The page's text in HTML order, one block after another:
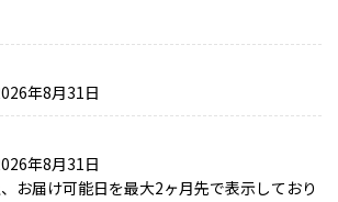
年8月31日
年8月31日
お届け可能日を最大2ヶ月先で表示しており